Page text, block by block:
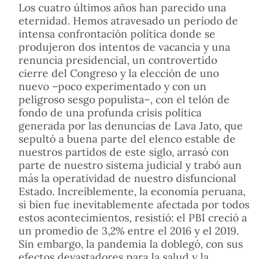
Los cuatro últimos años han parecido una
eternidad. Hemos atravesado un período de
intensa confrontación política donde se
produjeron dos intentos de vacancia y una
renuncia presidencial, un controvertido
cierre del Congreso y la elección de uno
nuevo –poco experimentado y con un
peligroso sesgo populista–, con el telón de
fondo de una profunda crisis política
generada por las denuncias de Lava Jato, que
sepultó a buena parte del elenco estable de
nuestros partidos de este siglo, arrasó con
parte de nuestro sistema judicial y trabó aun
más la operatividad de nuestro disfuncional
Estado. Increíblemente, la economía peruana,
si bien fue inevitablemente afectada por todos
estos acontecimientos, resistió: el PBI creció a
un promedio de 3,2% entre el 2016 y el 2019.
Sin embargo, la pandemia la doblegó, con sus